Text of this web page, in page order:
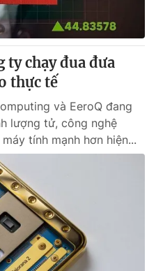
ty chạy đua đưa
thực tế
và EeroQ đang
lượng tử, công nghệ
tính mạnh hơn hiện...